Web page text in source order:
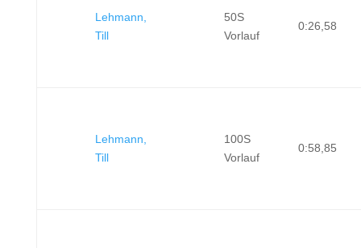
Lehmann,
Till
50S
Vorlauf
0:26,58
Lehmann,
Till
100S
Vorlauf
0:58,85